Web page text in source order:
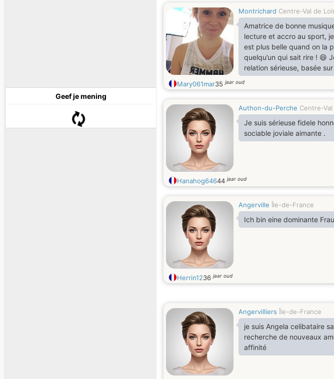
Geef je mening
Montrichard Centre-Val de
Amatrice de bonne
lecture et accro au sport,
est plus belle quand on la
quelqu’un qui sait rire ! 😄
relation sérieuse, basée
fous rires et les petits
rendent la vie magique. Si
et les challenges sportifs,
s’entendre. 💫
Mary061mar35jaar oud
Authon-du-Perche Centre-
Je suis sérieuse fidele
sociable joviale aimante .
Hanahog64644jaar oud
Angerville Île-de-France
Ich bin eine dominante Frau
Herrin1236jaar oud
Angervilliers Île-de-France
je suis Angela celibataire
recherche de nouveaux
affinité